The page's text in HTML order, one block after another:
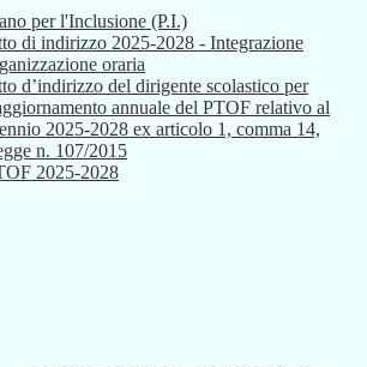
per l'Inclusione (P.I.)
di indirizzo 2025-2028 - Integrazione
oraria
d’indirizzo del dirigente scolastico per
annuale del PTOF relativo al
2025-2028 ex articolo 1, comma 14,
n. 107/2015
2025-2028